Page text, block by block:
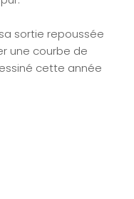
sortie repoussée
une courbe de
cette année